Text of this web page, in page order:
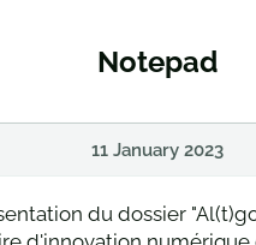
Notepad
11 January 2023
du dossier